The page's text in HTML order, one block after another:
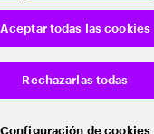
Configuración de cookies
Rechazarlas todas
Aceptar todas las cookies